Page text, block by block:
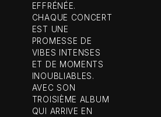
EFFRÉNÉE.
CHAQUE CONCERT
EST UNE
PROMESSE DE
VIBES INTENSES
ET DE MOMENTS
INOUBLIABLES.
AVEC SON
TROISIÈME ALBUM
QUI ARRIVE EN